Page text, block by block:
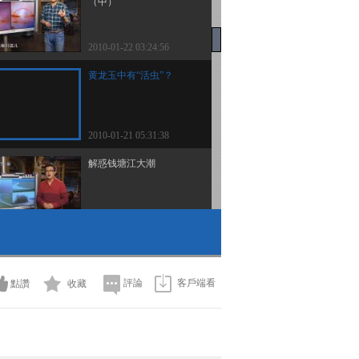
2010-01-22 03:24:56
黄龙玉中有“活虫”？
2010-01-21 05:31:38
解惑钱塘江大潮
2010-01-19 08:50:56
點讚 收藏 評論 客戶端看